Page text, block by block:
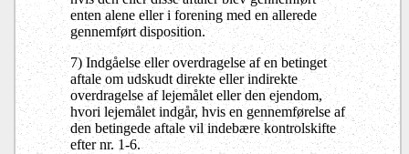
enten alene eller i forening med en allerede
gennemført disposition.
7) Indgåelse eller overdragelse af en betinget
aftale om udskudt direkte eller indirekte
overdragelse af lejemålet eller den ejendom,
hvori lejemålet indgår, hvis en gennemførelse af
den betingede aftale vil indebære kontrolskifte
efter nr. 1-6.